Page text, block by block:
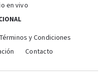
en vivo
Términos y Condiciones
Contacto